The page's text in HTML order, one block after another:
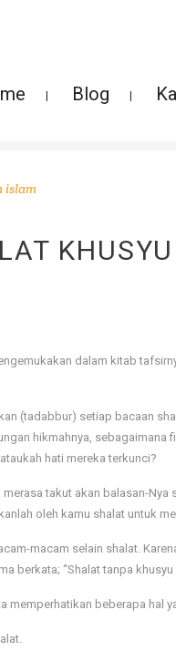
Blog
islam
KHUSYU
dalam kitab
(tadabbur) setiap bacaan
hikmahnya, sebagaimana
hati mereka terkunci?
takut akan balasan-
oleh kamu shalat untuk
macam selain shalat.
berkata; “Shalat tanpa khusyu
memperhatikan beberapa hal